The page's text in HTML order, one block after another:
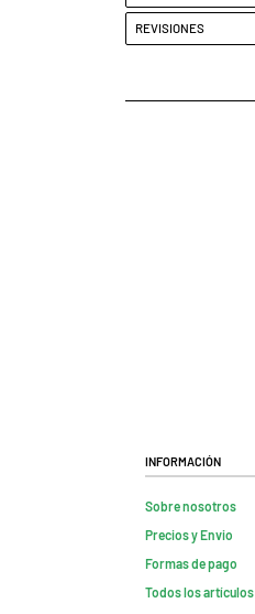
REVISIONES
Información
Sobre nosotros
Precios y Envio
Formas de pago
Todos los artículos